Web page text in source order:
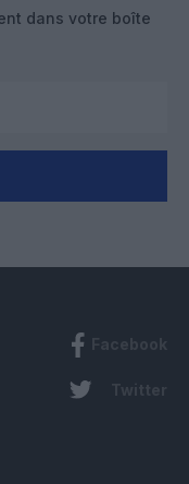
dans votre boîte